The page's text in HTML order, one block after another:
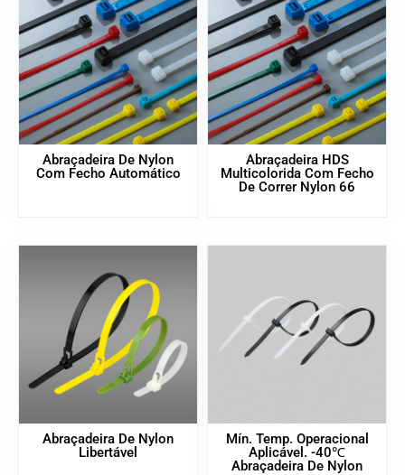
Abraçadeira De Nylon
Com Fecho Automático
Abraçadeira HDS
Multicolorida Com Fecho
De Correr Nylon 66
Abraçadeira De Nylon
Libertável
Mín. Temp. Operacional
Aplicável. -40℃
Abraçadeira De Nylon